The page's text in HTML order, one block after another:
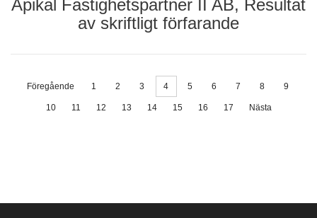
Apikal Fastighetspartner II AB, Resultat
av skriftligt förfarande
Föregående 1 2 3 4 5 6 7 8 9
10 11 12 13 14 15 16 17 Nästa